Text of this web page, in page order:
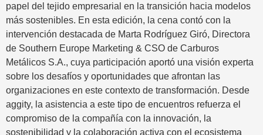
papel del tejido empresarial en la transición hacia modelos
más sostenibles. En esta edición, la cena contó con la
intervención destacada de Marta Rodríguez Giró, Directora
de Southern Europe Marketing & CSO de Carburos
Metálicos S.A., cuya participación aportó una visión experta
sobre los desafíos y oportunidades que afrontan las
organizaciones en este contexto de transformación. Desde
aggity, la asistencia a este tipo de encuentros refuerza el
compromiso de la compañía con la innovación, la
sostenibilidad y la colaboración activa con el ecosistema